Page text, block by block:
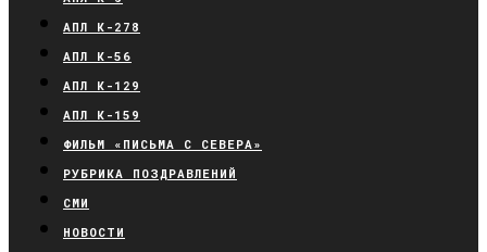
АПЛ К-278
АПЛ К-56
АПЛ К-129
АПЛ К-159
ФИЛЬМ «ПИСЬМА С СЕВЕРА»
РУБРИКА ПОЗДРАВЛЕНИЙ
СМИ
НОВОСТИ